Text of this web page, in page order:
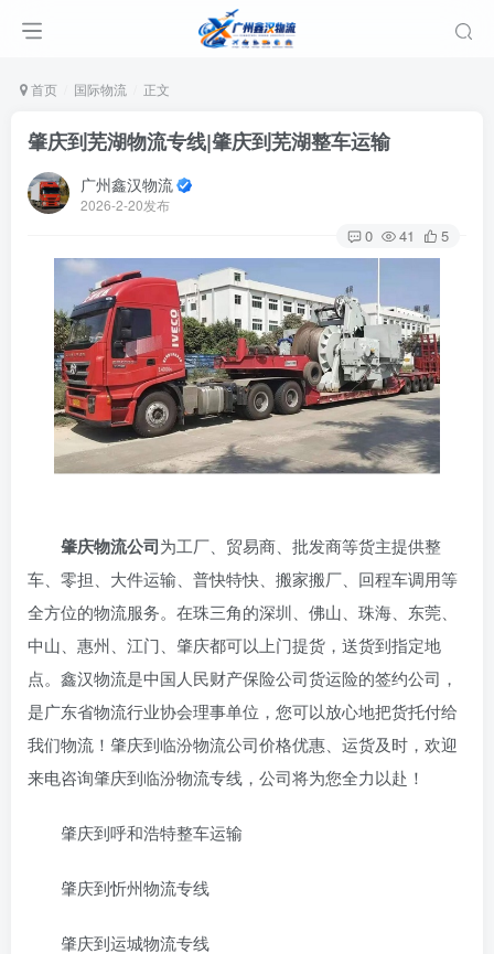
首页 国际物流 正文
肇庆到芜湖物流专线|肇庆到芜湖整车运输
广州鑫汉物流
2026-2-20发布
0 41 5
肇庆物流公司为工厂、贸易商、批发商等货主提供整
车、零担、大件运输、普快特快、搬家搬厂、回程车调用等
全方位的物流服务。在珠三角的深圳、佛山、珠海、东莞、
中山、惠州、江门、肇庆都可以上门提货，送货到指定地
点。鑫汉物流是中国人民财产保险公司货运险的签约公司，
是广东省物流行业协会理事单位，您可以放心地把货托付给
我们物流！肇庆到临汾物流公司价格优惠、运货及时，欢迎
来电咨询肇庆到临汾物流专线，公司将为您全力以赴！
肇庆到呼和浩特整车运输
肇庆到忻州物流专线
肇庆到运城物流专线